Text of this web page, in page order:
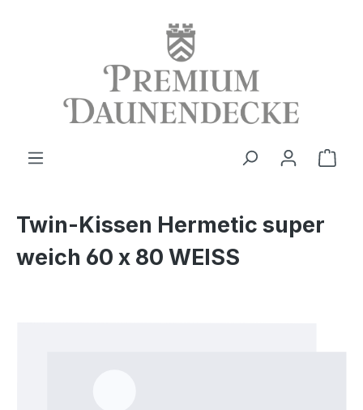
Twin-Kissen Hermetic super
weich 60 x 80 WEISS